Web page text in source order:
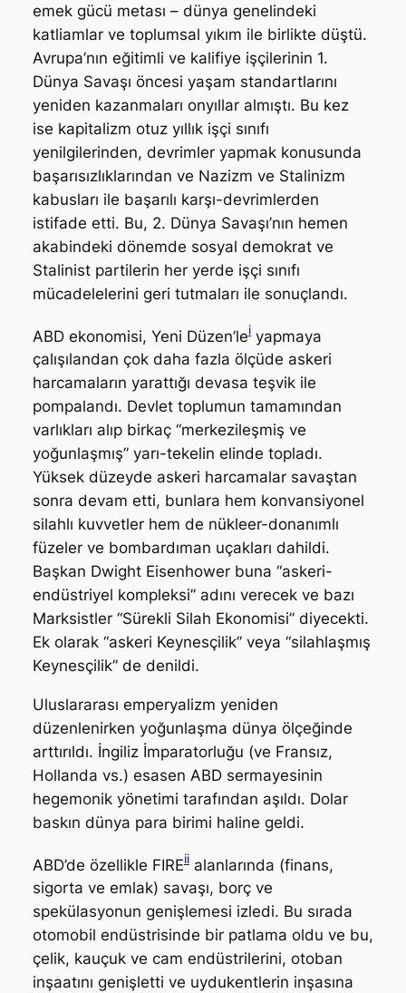
emek gücü metası – dünya genelindeki
katliamlar ve toplumsal yıkım ile birlikte düştü.
Avrupa’nın eğitimli ve kalifiye işçilerinin 1.
Dünya Savaşı öncesi yaşam standartlarını
yeniden kazanmaları onyıllar almıştı. Bu kez
ise kapitalizm otuz yıllık işçi sınıfı
yenilgilerinden, devrimler yapmak konusunda
başarısızlıklarından ve Nazizm ve Stalinizm
kabusları ile başarılı karşı-devrimlerden
istifade etti. Bu, 2. Dünya Savaşı’nın hemen
akabindeki dönemde sosyal demokrat ve
Stalinist partilerin her yerde işçi sınıfı
mücadelelerini geri tutmaları ile sonuçlandı.
ABD ekonomisi, Yeni Düzen’leiyapmaya
çalışılandan çok daha fazla ölçüde askeri
harcamaların yarattığı devasa teşvik ile
pompalandı. Devlet toplumun tamamından
varlıkları alıp birkaç “merkezileşmiş ve
yoğunlaşmış” yarı-tekelin elinde topladı.
Yüksek düzeyde askeri harcamalar savaştan
sonra devam etti, bunlara hem konvansiyonel
silahlı kuvvetler hem de nükleer-donanımlı
füzeler ve bombardıman uçakları dahildi.
Başkan Dwight Eisenhower buna “askeri-
endüstriyel kompleksi” adını verecek ve bazı
Marksistler “Sürekli Silah Ekonomisi” diyecekti.
Ek olarak “askeri Keynesçilik” veya “silahlaşmış
Keynesçilik” de denildi.
Uluslararası emperyalizm yeniden
düzenlenirken yoğunlaşma dünya ölçeğinde
arttırıldı. İngiliz İmparatorluğu (ve Fransız,
Hollanda vs.) esasen ABD sermayesinin
hegemonik yönetimi tarafından aşıldı. Dolar
baskın dünya para birimi haline geldi.
ABD’de özellikle FIREiialanlarında (finans,
sigorta ve emlak) savaşı, borç ve
spekülasyonun genişlemesi izledi. Bu sırada
otomobil endüstrisinde bir patlama oldu ve bu,
çelik, kauçuk ve cam endüstrilerini, otoban
inşaatını genişletti ve uydukentlerin inşasına